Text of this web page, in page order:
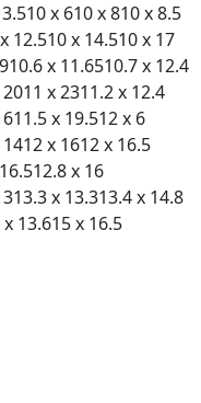
10 x 610 x 810 x 8.5
12.510 x 14.510 x 17
10.6 x 11.6510.7 x 12.4
11 x 2311.2 x 12.4
11.5 x 19.512 x 6
12 x 1612 x 16.5
12.8 x 16
13.3 x 13.313.4 x 14.8
x 13.615 x 16.5